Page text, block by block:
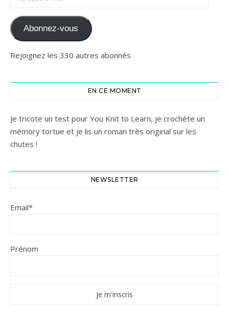
Abonnez-vous
Rejoignez les 330 autres abonnés
EN CE MOMENT
Je tricote un test pour You Knit to Learn, je crochète un
mémory tortue et je lis un roman très original sur les
chutes !
NEWSLETTER
Email*
Prénom